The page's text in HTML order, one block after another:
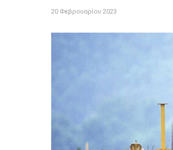
20 Φεβρουαρίου 2023